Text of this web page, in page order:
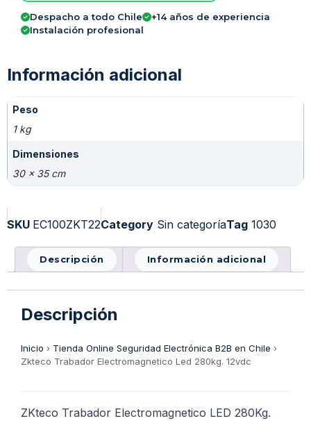
Despacho a todo Chile
+14 años de experiencia
Instalación profesional
Información adicional
Peso
1 kg
Dimensiones
30 × 35 cm
SKU EC100ZKT22Category Sin categoríaTag 1030
Descripción Información adicional
Descripción
Inicio › Tienda Online Seguridad Electrónica B2B en Chile ›
Zkteco Trabador Electromagnetico Led 280kg. 12vdc
ZKteco Trabador Electromagnetico LED 280Kg.